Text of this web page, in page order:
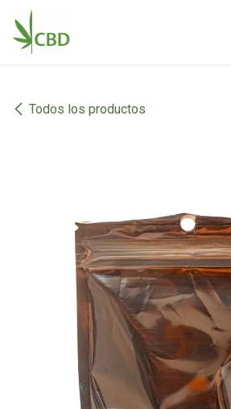
Ir al contenido
Todos los productos